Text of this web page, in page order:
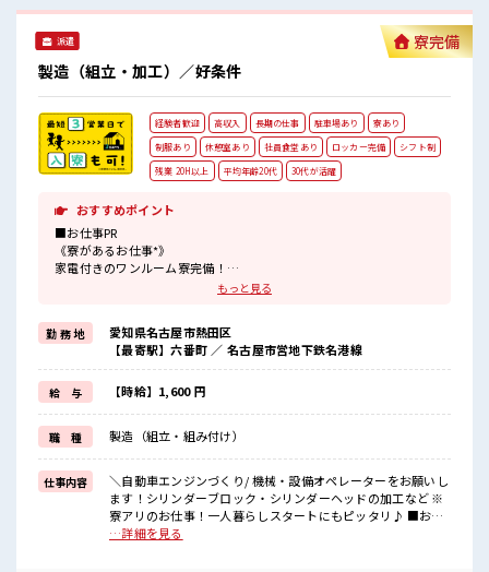
の前にあるのでらくちん♪ お昼ご飯に困らないですね♪ #ryo
派遣
製造（組立・加工）／好条件
寮完備
経験者歓迎 高収入 長期の仕事 駐車場あり
寮あり
制服あり
休憩室あり 社員食堂あり ロッカー完備
シフト制
残業 20H以上
平均年齢20代 30代が活躍
おすすめポイント
■お仕事PR
《寮があるお仕事*》
家電付きのワンルーム寮完備！
さらに寮費ほ補助3万円あり！
今までと違う場所で働いてみたい方や
一人暮らしをはじめてみたい方などにもオススメ！
赴任時の交通費の支給もあります◎
《通勤らくらく*》
駐車場は無料で使えます！
車・バイク・自転車・電車通勤OK！
ご自身のライフスタイルに合わせた通勤方法を選べます！
《経験をいかして働こう*》
ブランクのある方も大歓迎！
ここでさらにスキルUPしちゃいましょう★
■職場の雰囲気
20代・30代の方カツヤク中★
もっと見る
勤 務 地
愛知県名古屋市熱田区
【最寄駅】六番町 ／ 名古屋市営地下鉄名港線
給 与 【時給】1,600 円
職 種 製造（組立・組み付け）
仕事内容
＼自動車エンジンづくり/ 機械・設備オペレーターをお願いし
ます！シリンダーブロック・シリンダーヘッドの加工など ※
寮アリのお仕事！一人暮らしスタートにもピッタリ♪ ■お仕
事PR 《寮があるお仕事*》 家電付きのワンルーム寮完備！ さ
…詳細を見る